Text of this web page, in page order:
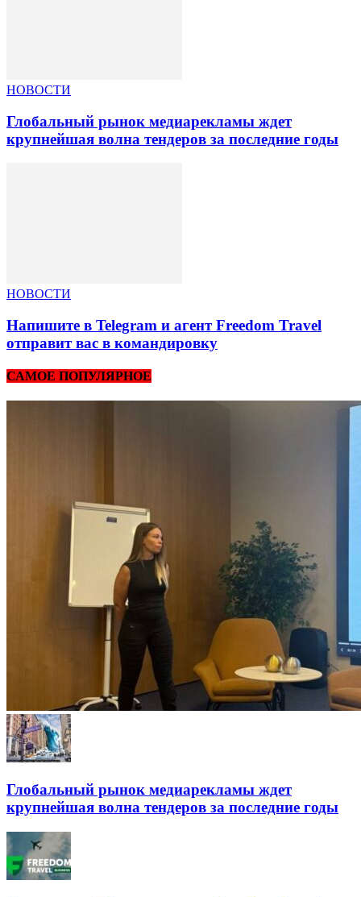
НОВОСТИ
Глобальный рынок медиарекламы ждет
крупнейшая волна тендеров за последние годы
НОВОСТИ
Напишите в Telegram и агент Freedom Travel
отправит вас в командировку
САМОЕ ПОПУЛЯРНОЕ
Глобальный рынок медиарекламы ждет
крупнейшая волна тендеров за последние годы